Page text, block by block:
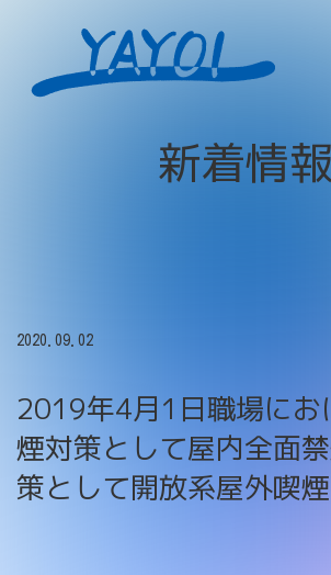
採用情報
新着情報
2020.09.02
2019年4月1日職場にお
煙対策として屋内全面
策として開放系屋外喫煙